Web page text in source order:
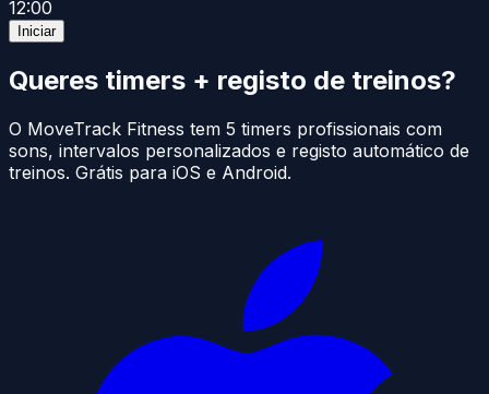
12:00
Iniciar
Queres timers + registo de treinos?
O MoveTrack Fitness tem 5 timers profissionais com
sons, intervalos personalizados e registo automático de
treinos. Grátis para iOS e Android.